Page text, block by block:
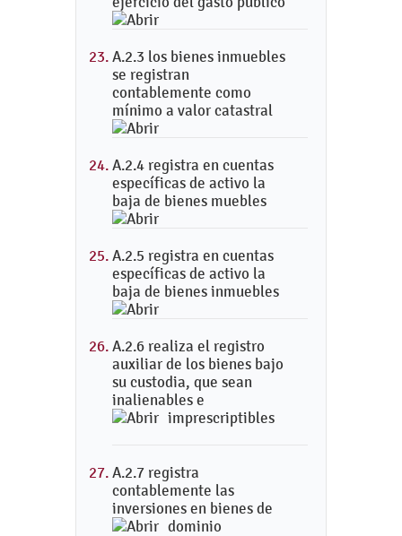
A.2.3 los bienes inmuebles
se registran
contablemente como
mínimo a valor catastral
A.2.4 registra en cuentas
específicas de activo la
baja de bienes muebles
A.2.5 registra en cuentas
específicas de activo la
baja de bienes inmuebles
A.2.6 realiza el registro
auxiliar de los bienes bajo
su custodia, que sean
inalienables e
imprescriptibles
A.2.7 registra
contablemente las
inversiones en bienes de
dominio